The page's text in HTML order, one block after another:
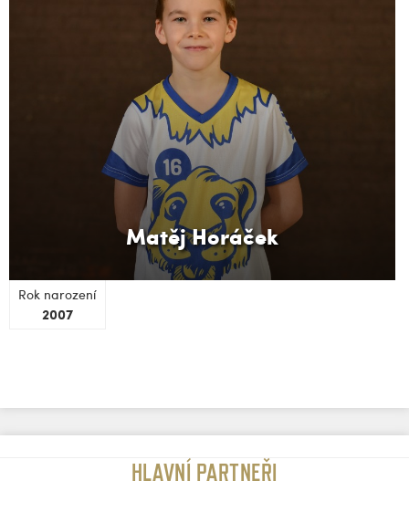
Matěj Horáček
Rok narození
2007
HLAVNÍ PARTNEŘI